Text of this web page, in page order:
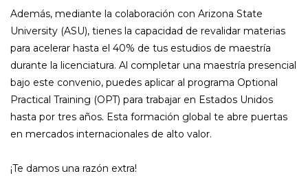
Además, mediante la colaboración con Arizona State
University (ASU), tienes la capacidad de revalidar materias
para acelerar hasta el 40% de tus estudios de maestría
durante la licenciatura. Al completar una maestría presencial
bajo este convenio, puedes aplicar al programa Optional
Practical Training (OPT) para trabajar en Estados Unidos
hasta por tres años. Esta formación global te abre puertas
en mercados internacionales de alto valor.
¡Te damos una razón extra!